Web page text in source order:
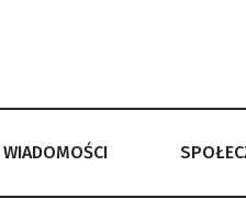
WIADOMOŚCI
SPOŁECZEŃSTWO